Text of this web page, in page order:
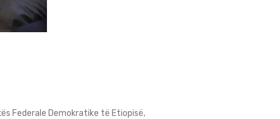
Federale Demokratike të Etiopisë,